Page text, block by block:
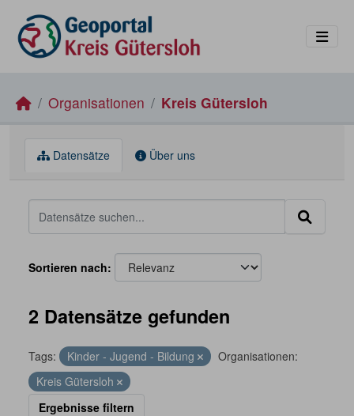
Organisationen Kreis Gütersloh
Datensätze Über uns
Sortieren nach
2 Datensätze gefunden
Tags: Kinder - Jugend - Bildung
Organisationen:
Kreis Gütersloh
Ergebnisse filtern